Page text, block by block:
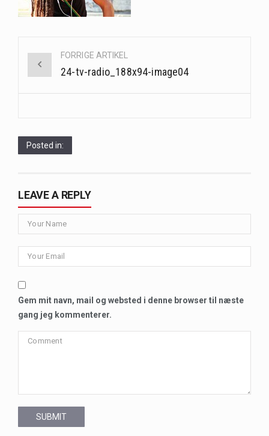
navigationFORRIGE ARTIKEL
24-tv-radio_188x94-image04
Posted in:
LEAVE A REPLY
Gem mit navn, mail og websted i denne browser til næste
gang jeg kommenterer.
SUBMIT